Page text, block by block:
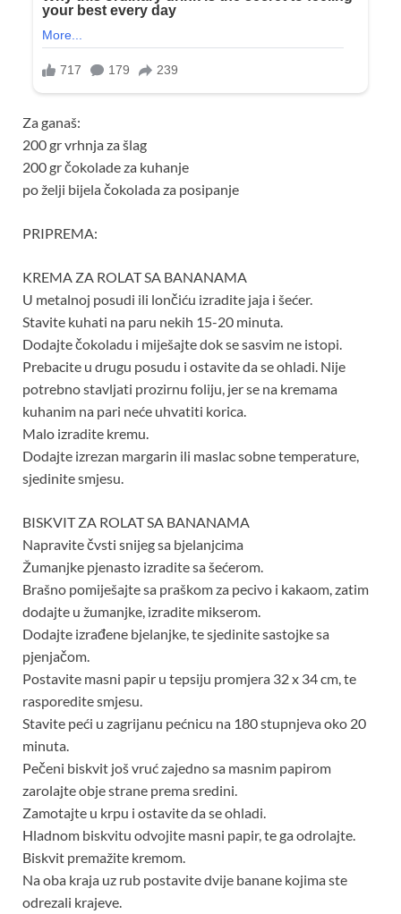
Za ganaš:
200 gr vrhnja za šlag
200 gr čokolade za kuhanje
po želji bijela čokolada za posipanje
PRIPREMA:
KREMA ZA ROLAT SA BANANAMA
U metalnoj posudi ili lončiću izradite jaja i šećer.
Stavite kuhati na paru nekih 15-20 minuta.
Dodajte čokoladu i miješajte dok se sasvim ne istopi.
Prebacite u drugu posudu i ostavite da se ohladi. Nije
potrebno stavljati prozirnu foliju, jer se na kremama
kuhanim na pari neće uhvatiti korica.
Malo izradite kremu.
Dodajte izrezan margarin ili maslac sobne temperature,
sjedinite smjesu.
BISKVIT ZA ROLAT SA BANANAMA
Napravite čvsti snijeg sa bjelanjcima
Žumanjke pjenasto izradite sa šećerom.
Brašno pomiješajte sa praškom za pecivo i kakaom, zatim
dodajte u žumanjke, izradite mikserom.
Dodajte izrađene bjelanjke, te sjedinite sastojke sa
pjenjačom.
Postavite masni papir u tepsiju promjera 32 x 34 cm, te
rasporedite smjesu.
Stavite peći u zagrijanu pećnicu na 180 stupnjeva oko 20
minuta.
Pečeni biskvit još vruć zajedno sa masnim papirom
zarolajte obje strane prema sredini.
Zamotajte u krpu i ostavite da se ohladi.
Hladnom biskvitu odvojite masni papir, te ga odrolajte.
Biskvit premažite kremom.
Na oba kraja uz rub postavite dvije banane kojima ste
odrezali krajeve.